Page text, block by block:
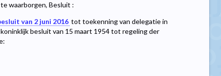
waarborgen, Besluit :
van 2 juni 2016 tot toekenning van delegatie in
besluit van 15 maart 1954 tot regeling der